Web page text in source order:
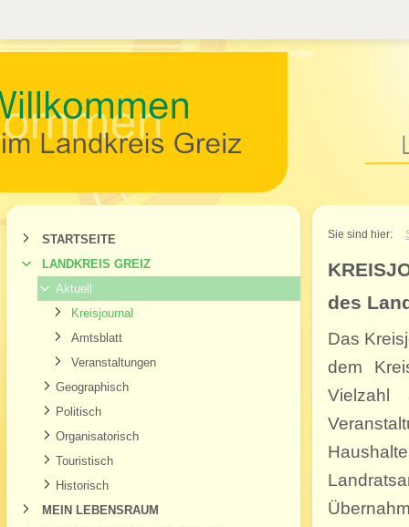
Willkommen im
STARTSEITE
LANDKREIS GREIZ
Aktuell
Kreisjournal
Amtsblatt
Veranstaltungen
Geographisch
Politisch
Organisatorisch
Touristisch
Historisch
MEIN LEBENSRAUM
Sie sind hier:
des
Das
dem
Vielzahl